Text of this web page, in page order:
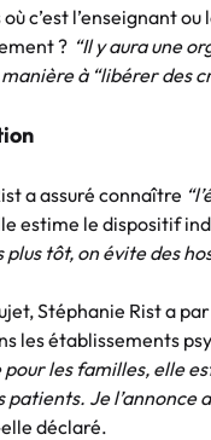
où c’est l’enseignant
? “Il y aura une
à “libérer des
a assuré connaître
estime le dispositif
tôt, on évite des
Stéphanie Rist a
les établissements
les familles, elle
patients. Je
déclaré.